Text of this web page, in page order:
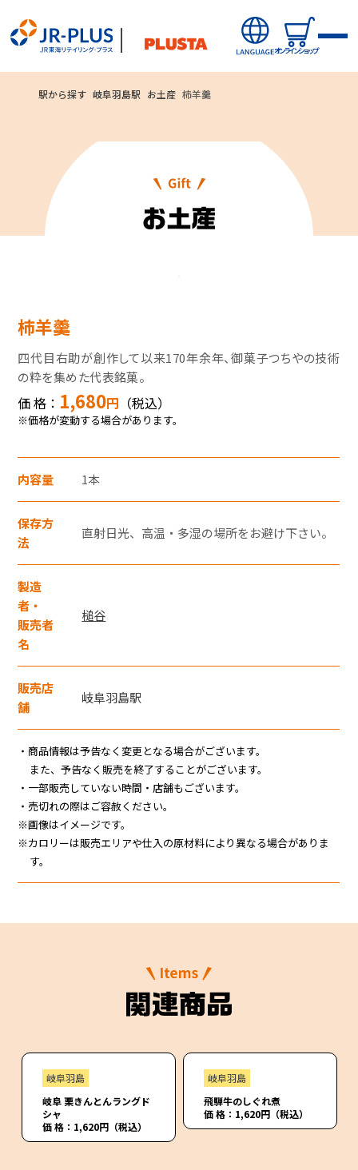
オンラインショップ
モバイルオーダーサービス
お問い合わせ・FAQ
オンラインショップから探す
どを取り揃えたサイトです。
楽天市場
auPayマーケット
特産品や名産品たちを産地からみなさまのもとへお届けするサ
イトです。
JR東海MARKET
楽天市場
東海新幹線の駅店舗で駅弁が受取れる駅弁予約サイトです。
駅から探す 岐阜羽島駅 お土産 柿羊羹
柿羊羹
四代目右助が創作して以来170年余年、御菓子つちやの技術
の粋を集めた代表銘菓。
価 格： 1,680円 （税込）
※価格が変動する場合があります。
内容量 1本
保存方
法
直射日光、高温・多湿の場所をお避け下さい。
製造
者・
販売者
名
槌谷
販売店
舗
岐阜羽島駅
・商品情報は予告なく変更となる場合がございます。
また、予告なく販売を終了することがございます。
・一部販売していない時間・店舗もございます。
・売切れの際はご容赦ください。
※画像はイメージです。
※カロリーは販売エリアや仕入の原材料により異なる場合がありま
す。
岐阜羽島
岐阜 栗きんとんラングド
シャ
価 格：1,620円（税込）
岐阜羽島
飛騨牛のしぐれ煮
価 格：1,620円（税込）